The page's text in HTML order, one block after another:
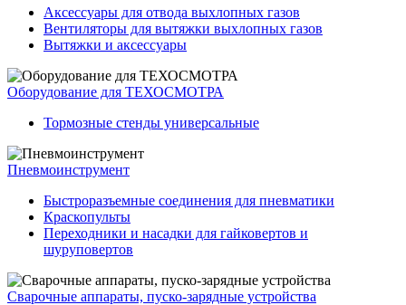
Аксессуары для отвода выхлопных газов
Вентиляторы для вытяжки выхлопных газов
Вытяжки и аксессуары
Оборудование для ТЕХОСМОТРА
Тормозные стенды универсальные
Пневмоинструмент
Быстроразъемные соединения для пневматики
Краскопульты
Переходники и насадки для гайковертов и
шуруповертов
Сварочные аппараты, пуско-зарядные устройства